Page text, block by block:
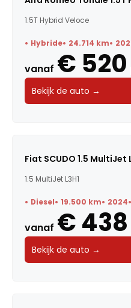
1.5T Hybrid Veloce
Hybride 24.714 km
vanaf € 520
Bekijk de auto →
Fiat SCUDO 1.5 MultiJet
1.5 MultiJet L3H1
Diesel 19.500 km 2024
vanaf € 438
Bekijk de auto →